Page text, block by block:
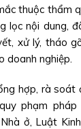
thuộc thẩm
lọc nội dung,
xử lý, tháo
doanh nghiệp.
hợp, rà soát
phạm
ở, Luật